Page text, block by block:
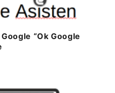
“Ok Google